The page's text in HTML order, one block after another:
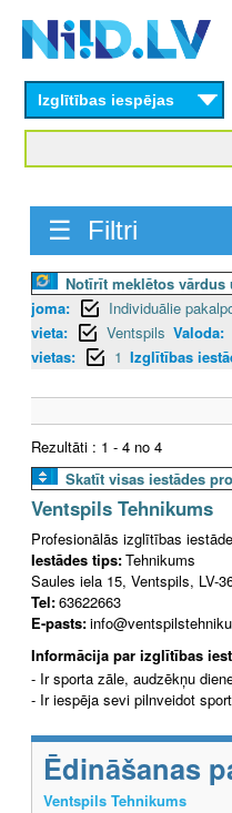
content
Izglītības iespējas
☰ Filtri
Notīrīt meklētos
joma:
Individuālie
vieta:
Ventspils Valoda:
vietas:
1 Izglītības
Rezultāti : 1 - 4 no 4
Skatīt visas iestādes
Ventspils Tehnikums
Profesionālās izglītības iestāde
Iestādes tips:Tehnikums
Saules iela 15, Ventspils, LV-
Tel:63622663
E-pasts:
Informācija par izglītības
- Ir sporta zāle, audzēkņu
- Ir iespēja sevi pilnveidot
Ēdināšanas
Ventspils Tehnikums